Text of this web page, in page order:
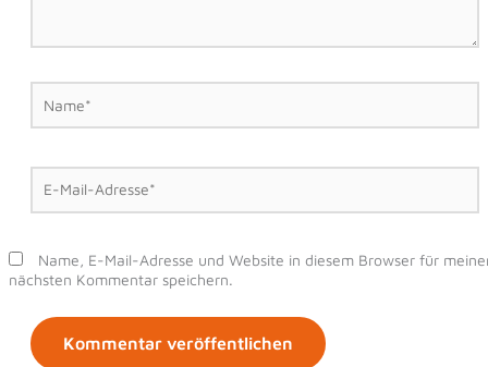
Name*
E-
Mail-
Adresse*
Name, E-Mail-Adresse und Website in diesem Browser für
nächsten Kommentar speichern.